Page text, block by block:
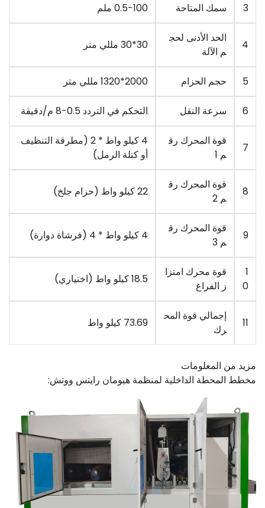
3 سمك المتاحة 0.5-100 ملم
4
الحد الأدنى لحج
م الآلة
30*30 مللي متر
5 حجم الحزام 2000*1320 مللي متر
6 سرعة النقل التحكم في التردد 0.5-8 م/دقيقة
7
قوة المحرك رق
م 1
4 كيلو واط * 2 (مطرقة التنظيف
أو كتلة الرمل)
8
قوة المحرك رق
م 2
22 كيلو واط (حزام جلخ)
9
قوة المحرك رق
م 3
4 كيلو واط * 4 (فرشاة دوارة)
1
0
قوة محرك امتزا
ز الفراغ
18.5 كيلو واط (اختياري)
11
إجمالي قوة المح
رك
73.69 كيلو واط
مزيد من المعلومات
مخطط المحطة الداخلية لمنظمة هيومان رايتس ووتش: